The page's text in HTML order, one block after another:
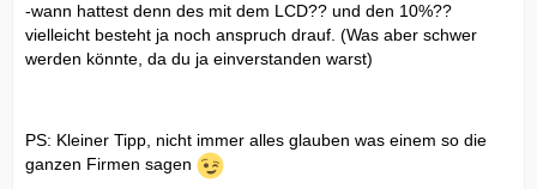
-wann hattest denn des mit dem LCD?? und den 10%??
vielleicht besteht ja noch anspruch drauf. (Was aber schwer
werden könnte, da du ja einverstanden warst)
PS: Kleiner Tipp, nicht immer alles glauben was einem so die
ganzen Firmen sagen